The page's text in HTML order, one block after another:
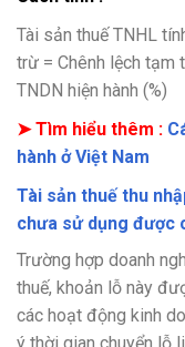
Tài sản thuế TNHL
trừ = Chênh lệch tạm
TNDN hiện hành (%)
➤ Tìm hiểu thêm :
hành ở Việt Nam
Tài sản thuế thu
chưa sử dụng được
Trường hợp doanh
thuế, khoản lỗ này
các hoạt động kinh